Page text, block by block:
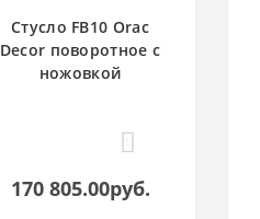
Стусло FB10 Orac
Decor поворотное с
ножовкой
170 805.00руб.